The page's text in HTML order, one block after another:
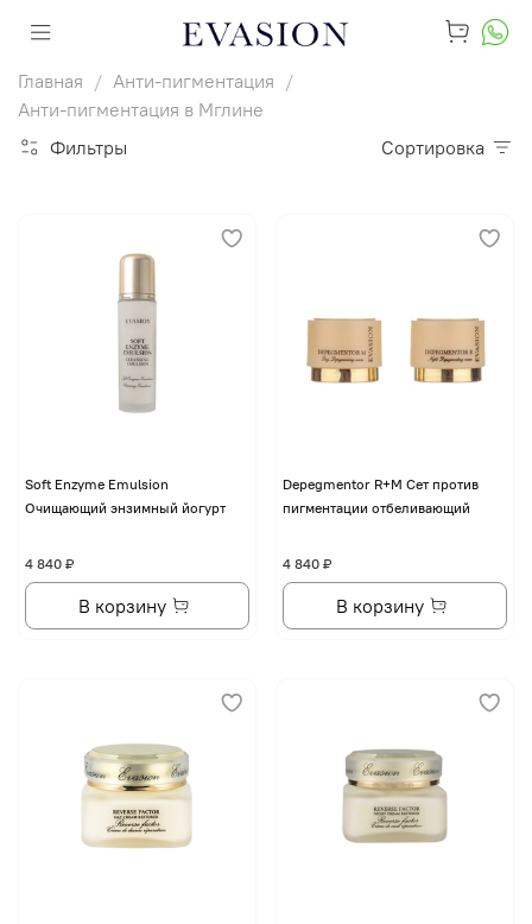
Главная
Анти-пигментация
Анти-пигментация в Мглине
Фильтры
Сортировка
Soft Enzyme Emulsion
Очищающий энзимный йогурт
4 840 ₽
В корзину
Depegmentor R+M Сет против
пигментации отбеливающий
4 840 ₽
В корзину